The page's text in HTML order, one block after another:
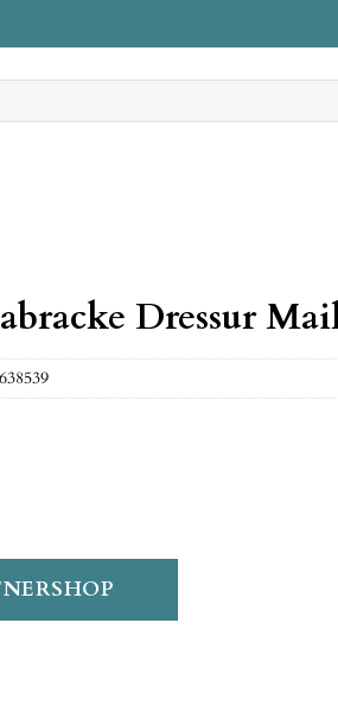
Dressur